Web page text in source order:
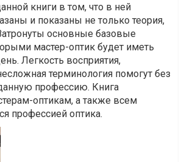
книги в том, что в ней
и показаны не только теория,
основные базовые
мастер-оптик будет иметь
Легкость восприятия,
терминология помогут без
профессию. Книга
оптикам, а также всем
профессией оптика.